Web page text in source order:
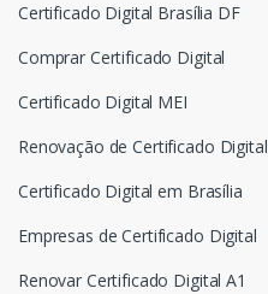
Certificado Digital Brasília DF
Comprar Certificado Digital
Certificado Digital MEI
Renovação de Certificado Digital
Certificado Digital em Brasília
Empresas de Certificado Digital
Renovar Certificado Digital A1